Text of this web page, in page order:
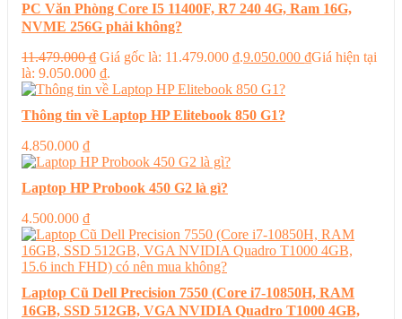
PC Văn Phòng Core I5 11400F, R7 240 4G, Ram 16G,
NVME 256G phải không?
11.479.000₫ Giá gốc là: 11.479.000 ₫.9.050.000 ₫Giá hiện tại
là: 9.050.000 ₫.
Thông tin về Laptop HP Elitebook 850 G1?
4.850.000 ₫
Laptop HP Probook 450 G2 là gì?
4.500.000 ₫
Laptop Cũ Dell Precision 7550 (Core i7-10850H, RAM
16GB, SSD 512GB, VGA NVIDIA Quadro T1000 4GB,